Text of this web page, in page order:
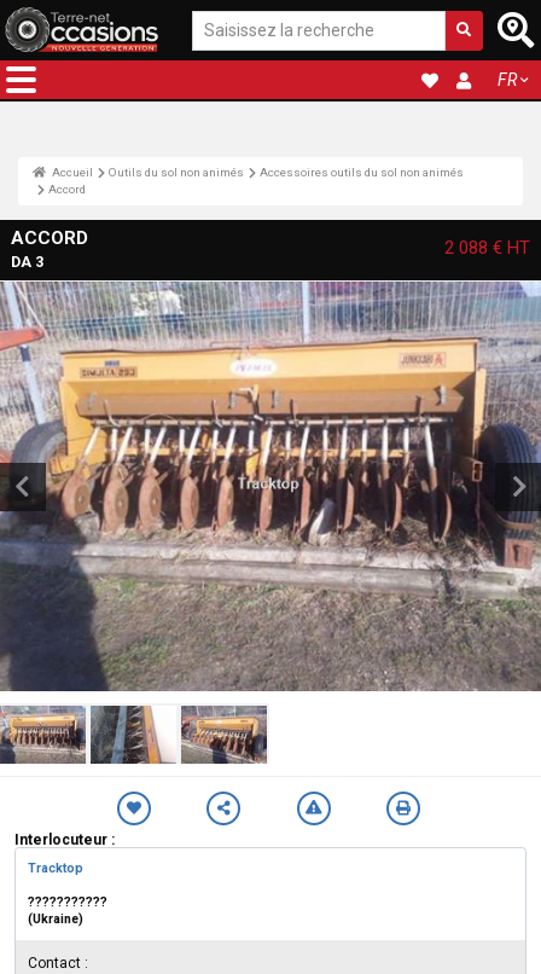
FR
Accueil Outils du sol non animés
Accessoires outils du sol non animés
Accord
ACCORD
DA 3
2 088 € HT
Interlocuteur :
Tracktop
???????????
(Ukraine)
Contact :